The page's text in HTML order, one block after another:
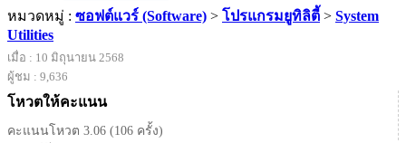
หมวดหมู่ : ซอฟต์แวร์ (Software) > โปรแกรมยูทิลิตี้ > System
Utilities
เมื่อ : 10 มิถุนายน 2568
ผู้ชม : 9,636
โหวตให้คะแนน
คะแนนโหวต 3.06 (106 ครั้ง)